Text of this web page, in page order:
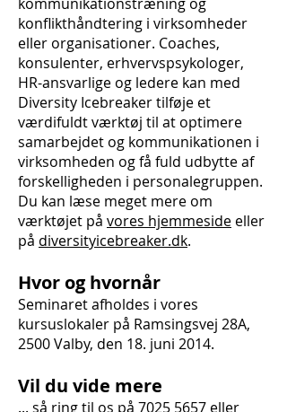
konflikthåndtering i virksomheder
eller organisationer. Coaches,
konsulenter, erhvervspsykologer,
HR-ansvarlige og ledere kan med
Diversity Icebreaker tilføje et
værdifuldt værktøj til at optimere
samarbejdet og kommunikationen i
virksomheden og få fuld udbytte af
forskelligheden i personalegruppen.
Du kan læse meget mere om
værktøjet på vores hjemmeside eller
på diversityicebreaker.dk.
Hvor og hvornår
Seminaret afholdes i vores
kursuslokaler på Ramsingsvej 28A,
2500 Valby, den 18. juni 2014.
Vil du vide mere
... så ring til os på 7025 5657 ​​ eller